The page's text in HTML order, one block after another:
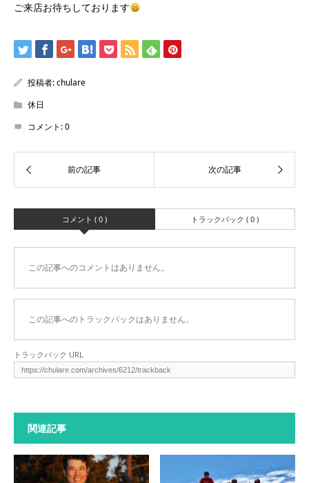
ご来店お待ちしております
投稿者:chulare
休日
コメント:0
コメント ( 0 ) トラックバック ( 0 )
この記事へのコメントはありません。
この記事へのトラックバックはありません。
トラックバック URL
関連記事